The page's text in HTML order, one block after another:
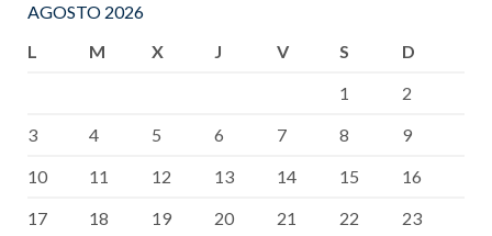
AGOSTO 2026
L
M X J V S
D
1
2
3
4 5 6 7 8
9
10
11 12 13 14 15
16
17
18 19 20 21 22
23